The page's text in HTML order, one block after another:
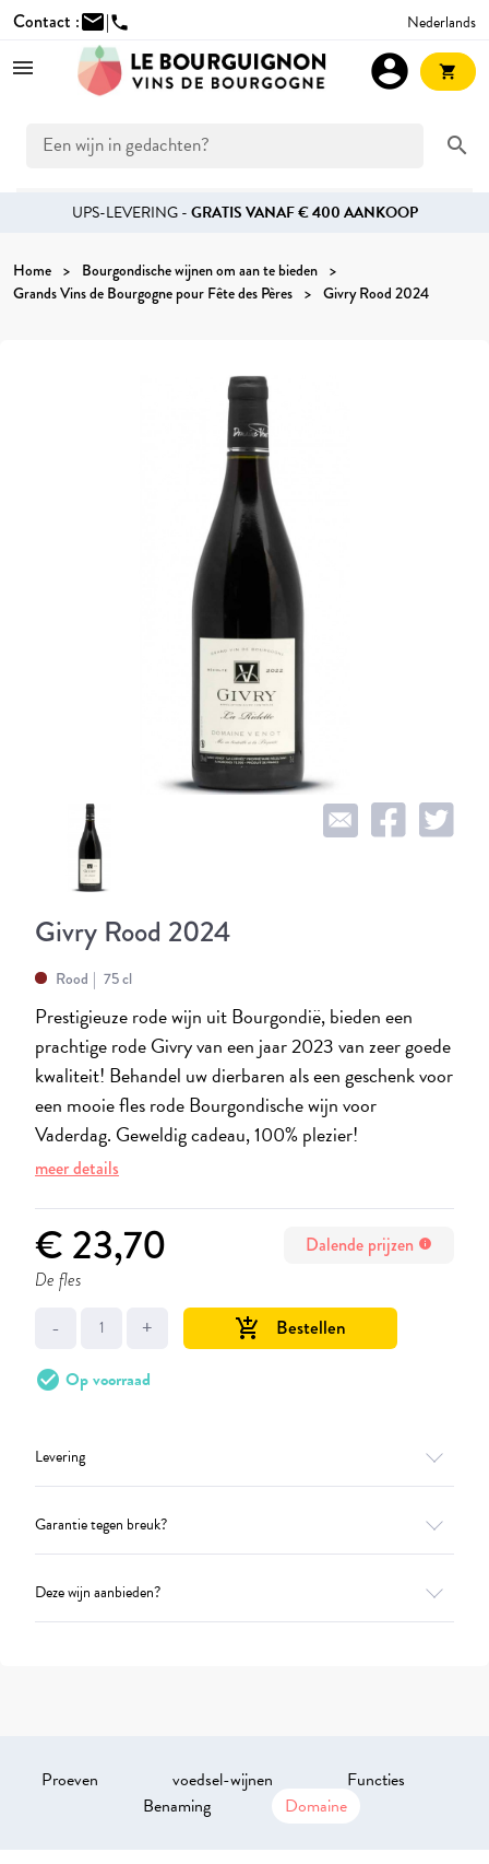
Contact :mail|phone Nederlands
search
account_circle shopping_cart
UPS-LEVERING -GRATIS VANAF € 400 AANKOOP
Home
Bourgondische wijnen om aan te bieden
Grands Vins de Bourgogne pour Fête des Pères
Givry Rood 2024
Givry Rood 2024
Rood 75 cl
Prestigieuze rode wijn uit Bourgondië, bieden een
prachtige rode Givry van een jaar 2023 van zeer goede
kwaliteit! Behandel uw dierbaren als een geschenk voor
een mooie fles rode Bourgondische wijn voor
Vaderdag. Geweldig cadeau, 100% plezier!
meer details
€ 23,70 Dalende prijzen info
De fles
- + add_shopping_cart Bestellen
check_circle Op voorraad
Levering
Garantie tegen breuk?
Deze wijn aanbieden?
Proeven voedsel-wijnen
Functies
Benaming
Domaine